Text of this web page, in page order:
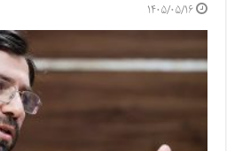
۱۴۰۵/۰۵/۱۶